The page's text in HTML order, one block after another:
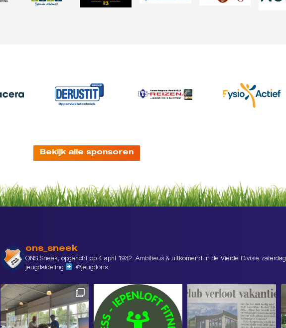
Bekijk alle sponsoren
ons_sneek
ONS Sneek, opgericht op 4 april 1932. Ambitieus & uitkomend in de Vierde Divisie zaterdag
jeugdafdeling
@jeugdons